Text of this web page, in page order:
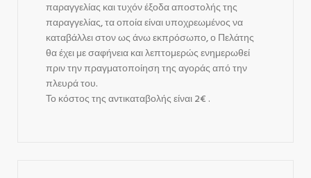
παραγγελίας και τυχόν έξοδα αποστολής της
παραγγελίας, τα οποία είναι υποχρεωμένος να
καταβάλλει στον ως άνω εκπρόσωπο, ο Πελάτης
θα έχει με σαφήνεια και λεπτομερώς ενημερωθεί
πριν την πραγματοποίηση της αγοράς από την
πλευρά του.
Το κόστος της αντικαταβολής είναι 2€ .